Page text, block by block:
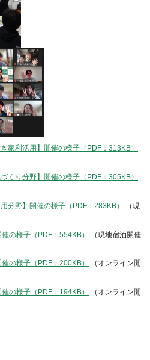
家利活用】開催の様子（PDF：313KB）
くり分野】開催の様子（PDF：305KB）
分野】開催の様子（PDF：283KB）
（現
の様子（PDF：554KB）
（現地宿泊開催
の様子（PDF：200KB）
（オンライン開
の様子（PDF：194KB）
（オンライン開